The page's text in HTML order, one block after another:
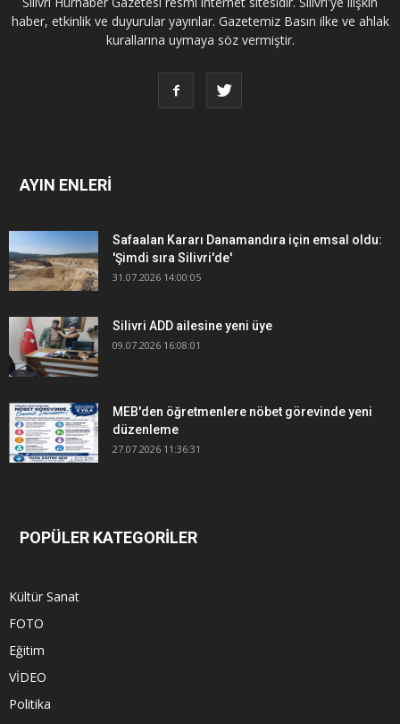
haber, etkinlik ve duyurular yayınlar. Gazetemiz Basın ilke ve ahlak
kurallarına uymaya söz vermiştir.
AYIN ENLERİ
Safaalan Kararı Danamandıra için emsal oldu:
'Şimdi sıra Silivri'de'
31.07.2026 14:00:05
Silivri ADD ailesine yeni üye
09.07.2026 16:08:01
MEB'den öğretmenlere nöbet görevinde yeni
düzenleme
27.07.2026 11:36:31
POPÜLER KATEGORİLER
Kültür Sanat
FOTO
Eğitim
VİDEO
Politika